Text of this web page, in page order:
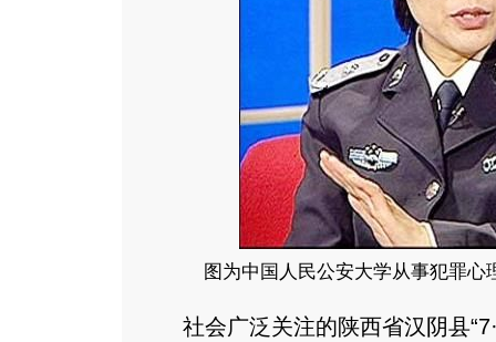
图为中国人民公安大学从事犯罪心
社会广泛关注的陕西省汉阴县